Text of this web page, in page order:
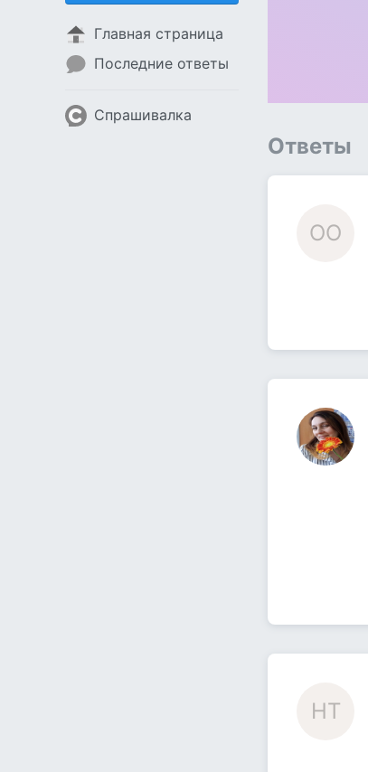
Главная страница
Последние ответы
Спрашивалка
Ответы
ОО
НТ